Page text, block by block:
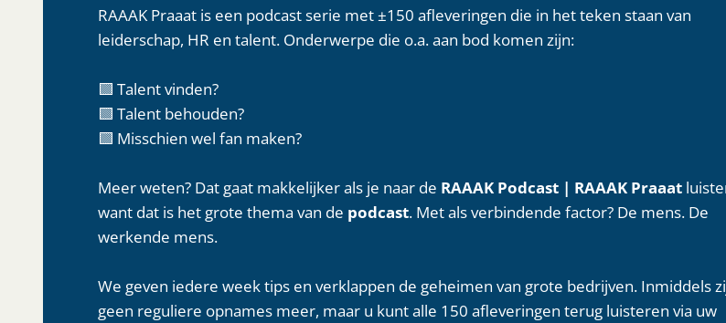
RAAAK Praaat is een podcast serie met ±150 afleveringen die in het teken staan van
leiderschap, HR en talent. Onderwerpe die o.a. aan bod komen zijn:
🟩 Talent vinden?
🟩 Talent behouden?
🟩 Misschien wel fan maken?
Meer weten? Dat gaat makkelijker als je naar de RAAAK Podcast | RAAAK Praaat
want dat is het grote thema van de podcast. Met als verbindende factor? De mens. De
werkende mens.
We geven iedere week tips en verklappen de geheimen van grote bedrijven. Inmiddels
geen reguliere opnames meer, maar u kunt alle 150 afleveringen terug luisteren via uw